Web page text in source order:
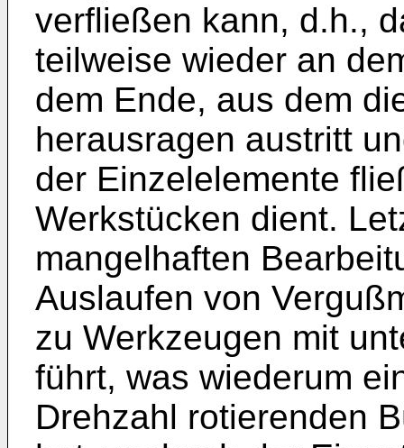
verfließen kann, d.h.,
teilweise wieder an
dem Ende, aus dem
herausragen austritt
der Einzelelemente
Werkstücken dient.
mangelhaften
Auslaufen von
zu Werkzeugen mit
führt, was wiederum
Drehzahl rotierenden